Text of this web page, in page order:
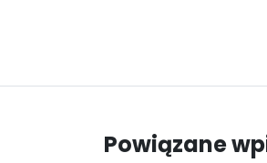
Powiązane